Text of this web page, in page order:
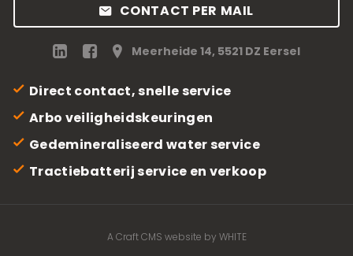
CONTACT PER MAIL
Meerheide 14, 5521 DZ Eersel
Direct contact, snelle service
Arbo veiligheidskeuringen
Gedemineraliseerd water service
Tractiebatterij service en verkoop
A Craft CMS website by WHITE